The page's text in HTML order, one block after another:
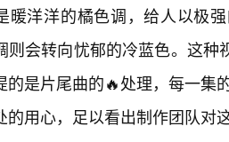
暖洋洋的橘色调，给人以极
则会转向忧郁的冷蓝色。这
的是片尾曲的🔥处理，每一集
的用心，足以看出制作团队对